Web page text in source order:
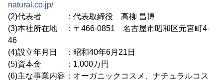
natural.co.jp/
(2)代表者 ：代表取締役 高柳 昌博
(3)本社所在地 ：〒466-0851 名古屋市昭和区元宮町4-
46
(4)設立年月日 ：昭和40年6月21日
(5)資本金 ：1,000万円
(6)主な事業内容：オーガニックコスメ、ナチュラルコス